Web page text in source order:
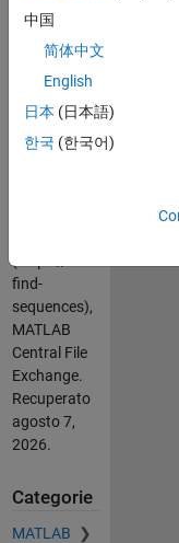
2 2 1 1 1 2 2
2],2)
i1a = 2 7
i2a = 3 9
Cita come
find-
sequences),
MATLAB
Central File
Exchange.
Recuperato
agosto 7,
2026.
Categorie
MATLAB
中国
简体中文
English
日本 (日本語)
한국 (한국어)